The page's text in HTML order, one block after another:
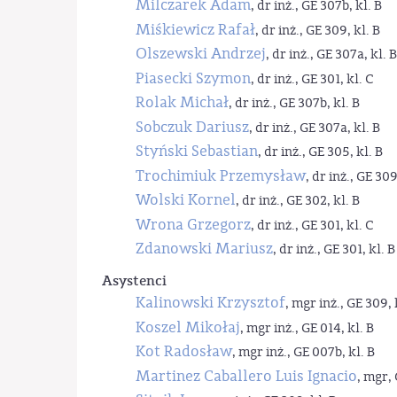
Milczarek Adam, dr inż., GE 307b, kl. B
Miśkiewicz Rafał, dr inż., GE 309, kl. B
Olszewski Andrzej, dr inż., GE 307a, kl. B
Piasecki Szymon, dr inż., GE 301, kl. C
Rolak Michał, dr inż., GE 307b, kl. B
Sobczuk Dariusz, dr inż., GE 307a, kl. B
Styński Sebastian, dr inż., GE 305, kl. B
Trochimiuk Przemysław, dr inż., GE
Wolski Kornel, dr inż., GE 302, kl. B
Wrona Grzegorz, dr inż., GE 301, kl. C
Zdanowski Mariusz, dr inż., GE 301, kl. B
Asystenci
Kalinowski Krzysztof, mgr inż., GE 309,
Koszel Mikołaj, mgr inż., GE 014, kl. B
Kot Radosław, mgr inż., GE 007b, kl. B
Martinez Caballero Luis Ignacio, mgr,